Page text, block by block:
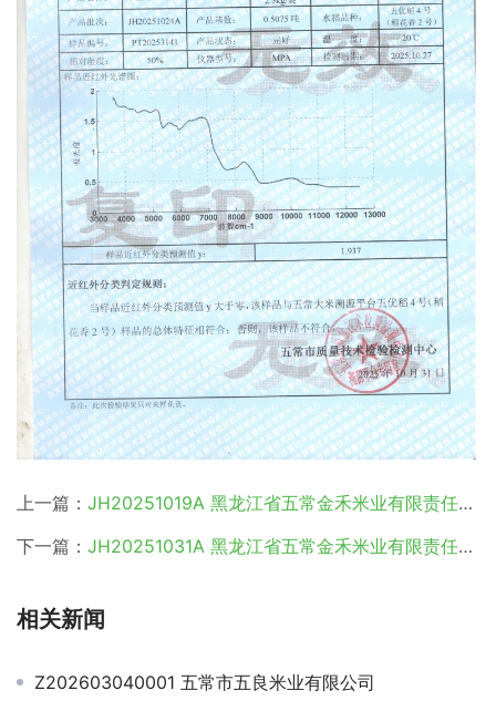
上一篇： JH20251019A 黑龙江省五常金禾米业有限责任公司
下一篇： JH20251031A 黑龙江省五常金禾米业有限责任公司
相关新闻
Z202603040001 五常市五良米业有限公司